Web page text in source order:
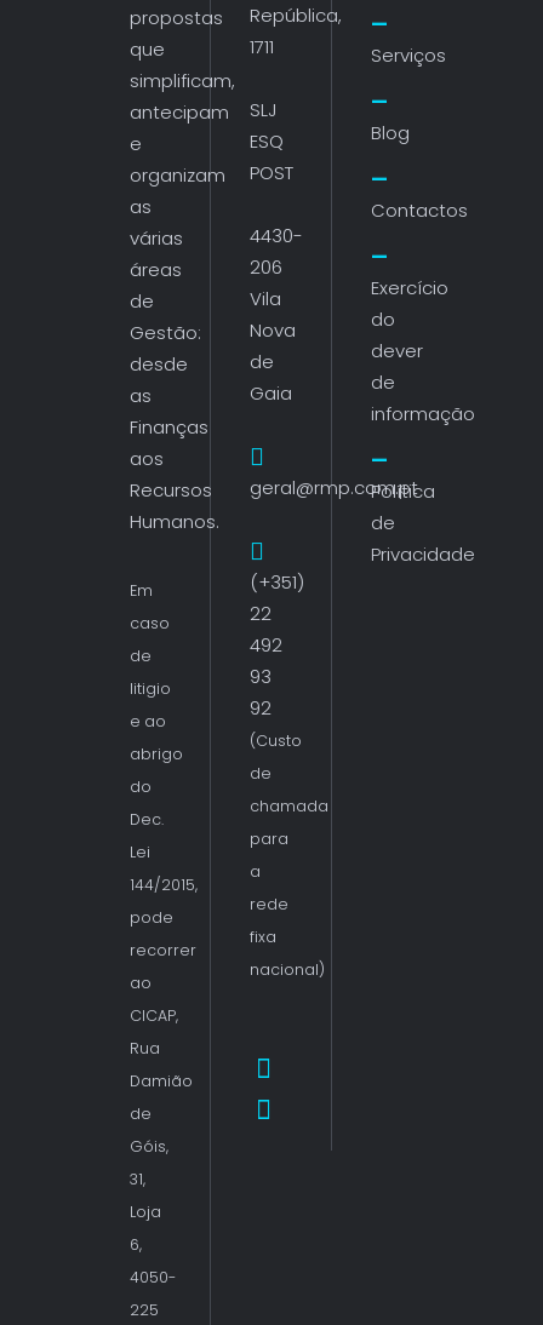
propostas
que
simplificam,
antecipam
e
organizam
as
várias
áreas
de
Gestão:
desde
as
Finanças
aos
Recursos
Humanos.
Em
caso
de
litigio
e ao
abrigo
do
Dec.
Lei
144/2015,
pode
recorrer
ao
CICAP,
Rua
Damião
de
Góis,
31,
Loja
6,
4050-
225
República,
1711
SLJ
ESQ
POST
4430-
206
Vila
Nova
de
Gaia
geral@rmp.com.pt
(+351)
22
492
93
92
(Custo
de
chamada
para
a
rede
fixa
nacional)
Serviços
Blog
Contactos
Exercício
do
dever
de
informação
Política
de
Privacidade